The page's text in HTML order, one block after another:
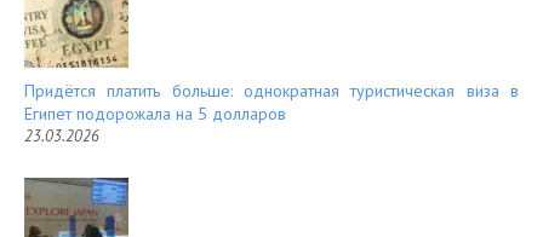
Придётся платить больше: однократная туристическая виза в
Египет подорожала на 5 долларов
23.03.2026